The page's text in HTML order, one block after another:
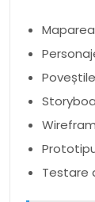
Testare